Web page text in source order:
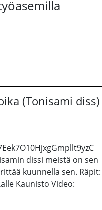
(Tonisami diss)
dissi meistä on sen
kuunnella sen. Räpit:
Kaunisto Video: